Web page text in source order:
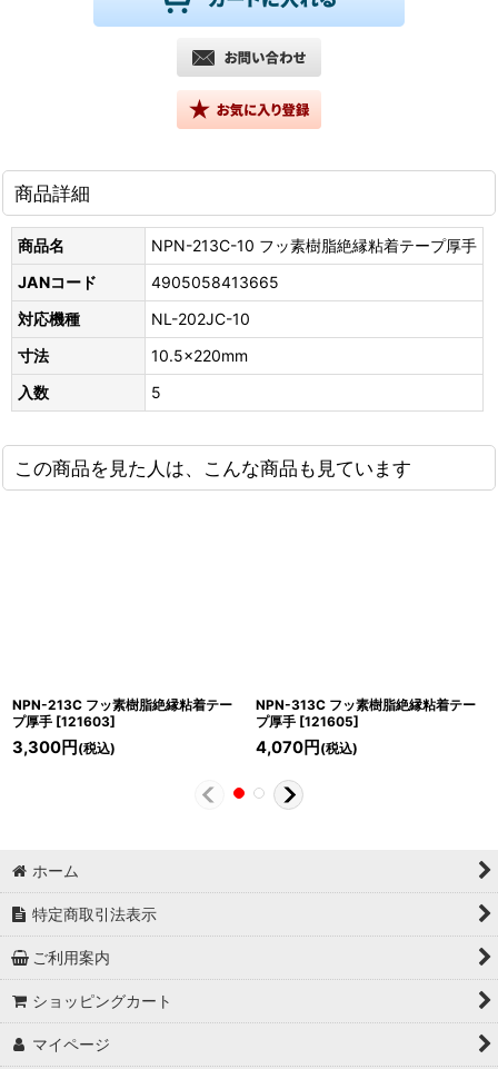
商品詳細
商品名
NPN-213C-10 フッ素樹脂絶縁粘着テープ厚手
JANコード
4905058413665
対応機種
NL-202JC-10
寸法
10.5x220mm
入数
5
この商品を見た人は、こんな商品も見ています
NPN-213C フッ素樹脂絶縁粘着テー
プ厚手 [121603]
3,300円 (税込)
NPN-313C フッ素樹脂絶縁粘着テー
プ厚手 [121605]
4,070円 (税込)
ホーム
特定商取引法表示
ご利用案内
ショッピングカート
マイページ